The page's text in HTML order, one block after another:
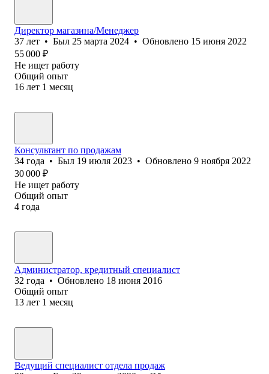
Директор магазина/Менеджер
37 лет • Был 25 марта 2024 • Обновлено 15 июня 2022
55 000 ₽
Не ищет работу
Общий опыт
16 лет 1 месяц
Консультант по продажам
34 года • Был 19 июля 2023 • Обновлено 9 ноября 2022
30 000 ₽
Не ищет работу
Общий опыт
4 года
Администратор, кредитный специалист
32 года • Обновлено 18 июня 2016
Общий опыт
13 лет 1 месяц
Ведущий специалист отдела продаж